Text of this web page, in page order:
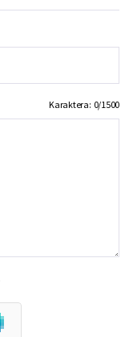
Karaktera: 0/1500